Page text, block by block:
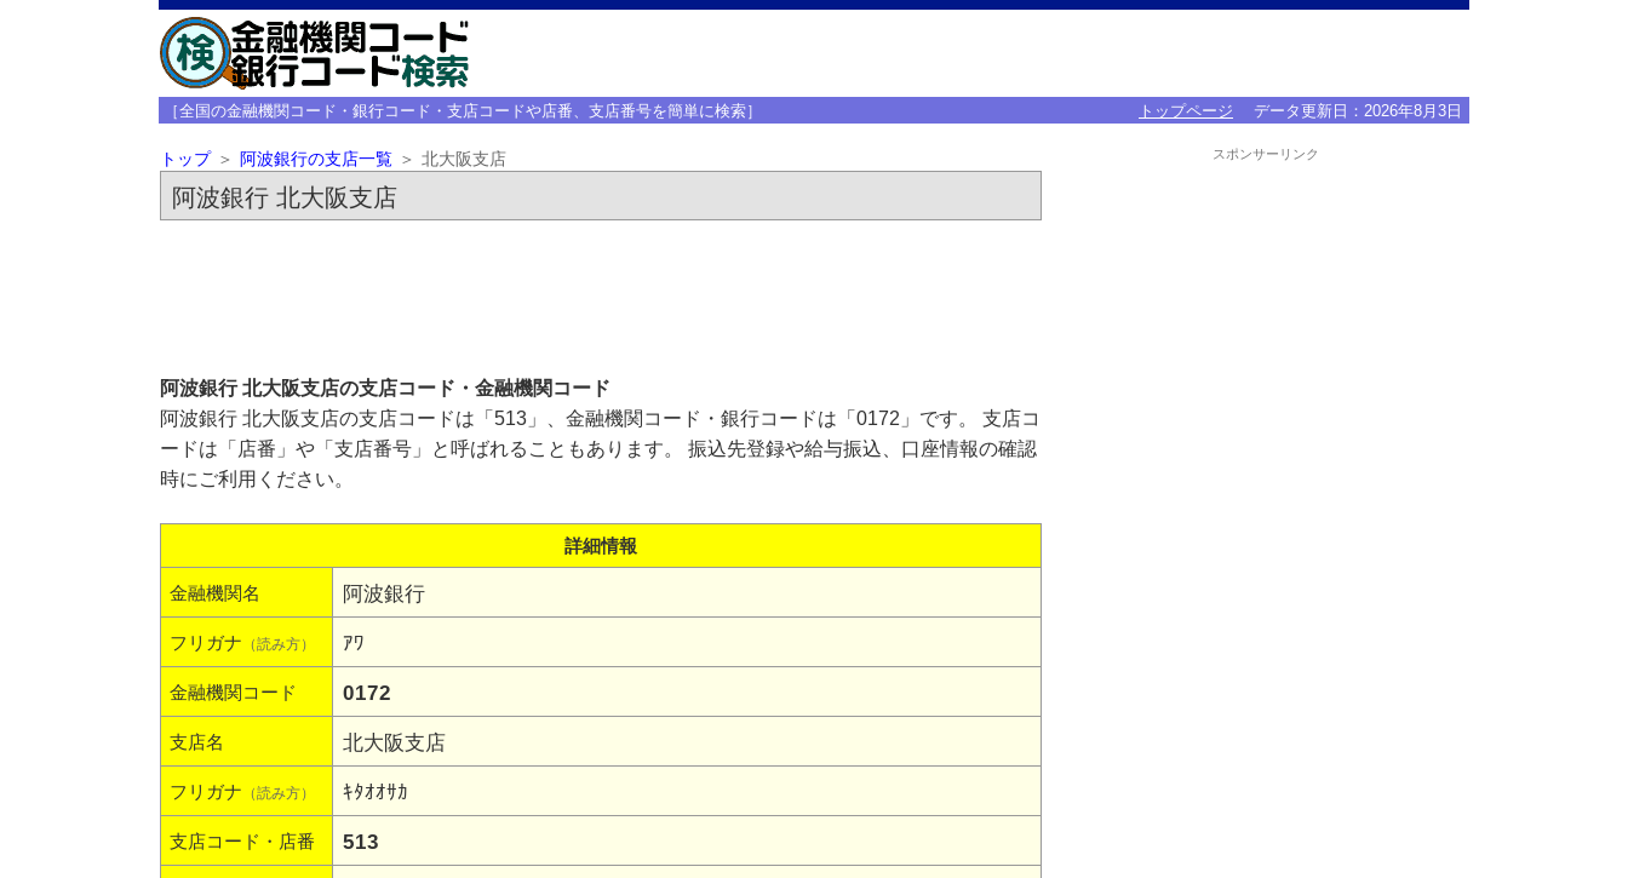
［全国の金融機関コード・銀行コード・支店コードや店番、支店番号を簡単に検索］ トップページ データ更新日： 2026年8月3日
トップ 阿波銀行の支店一覧 北大阪支店
阿波銀行 北大阪支店
阿波銀行 北大阪支店の支店コード・金融機関コード
阿波銀行 北大阪支店の支店コードは「513」、金融機関コード・銀行コードは「0172」です。 支店コ
ードは「店番」や「支店番号」と呼ばれることもあります。 振込先登録や給与振込、口座情報の確認
時にご利用ください。
詳細情報
金融機関名 阿波銀行
フリガナ （読み方） ｱﾜ
金融機関コード 0172
支店名 北大阪支店
フリガナ （読み方） ｷﾀｵｵｻｶ
支店コード・店番 513
スポンサーリンク